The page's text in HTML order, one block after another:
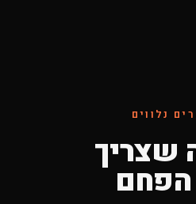
נלווים
שצריך
הפחם